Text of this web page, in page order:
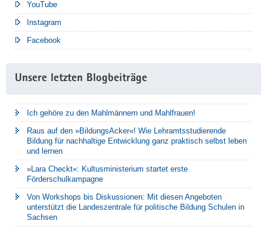
YouTube
Instagram
Facebook
Unsere letzten Blogbeiträge
Ich gehöre zu den Mahlmännern und Mahlfrauen!
Raus auf den »BildungsAcker«! Wie Lehramtsstudierende
Bildung für nachhaltige Entwicklung ganz praktisch selbst leben
und lernen
»Lara Checkt«: Kultusministerium startet erste
Förderschulkampagne
Von Workshops bis Diskussionen: Mit diesen Angeboten
unterstützt die Landeszentrale für politische Bildung Schulen in
Sachsen